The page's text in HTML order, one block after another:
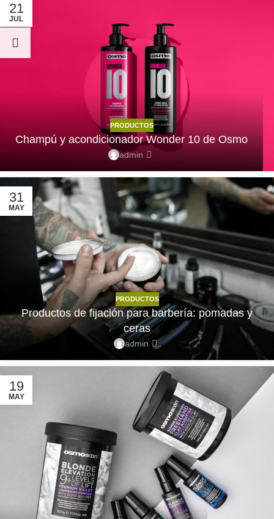
21
JUL
PRODUCTOS
Champú y acondicionador Wonder 10 de Osmo
admin
31
MAY
PRODUCTOS
Productos de fijación para barbería: pomadas y
ceras
admin
19
MAY